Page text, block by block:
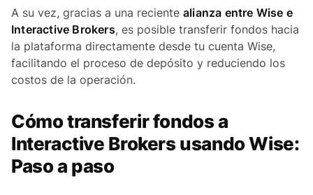
A su vez, gracias a una reciente alianza entre Wise e
Interactive Brokers, es posible transferir fondos hacia
la plataforma directamente desde tu cuenta Wise,
facilitando el proceso de depósito y reduciendo los
costos de la operación.
Cómo transferir fondos a
Interactive Brokers usando Wise:
Paso a paso